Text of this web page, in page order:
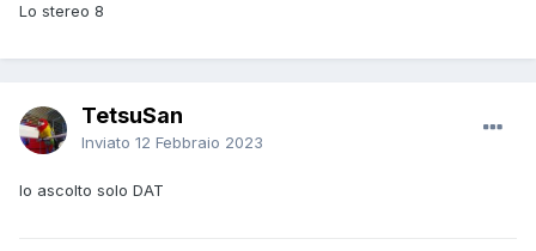
Lo stereo 8
TetsuSan
Inviato 12 Febbraio 2023
Io ascolto solo DAT